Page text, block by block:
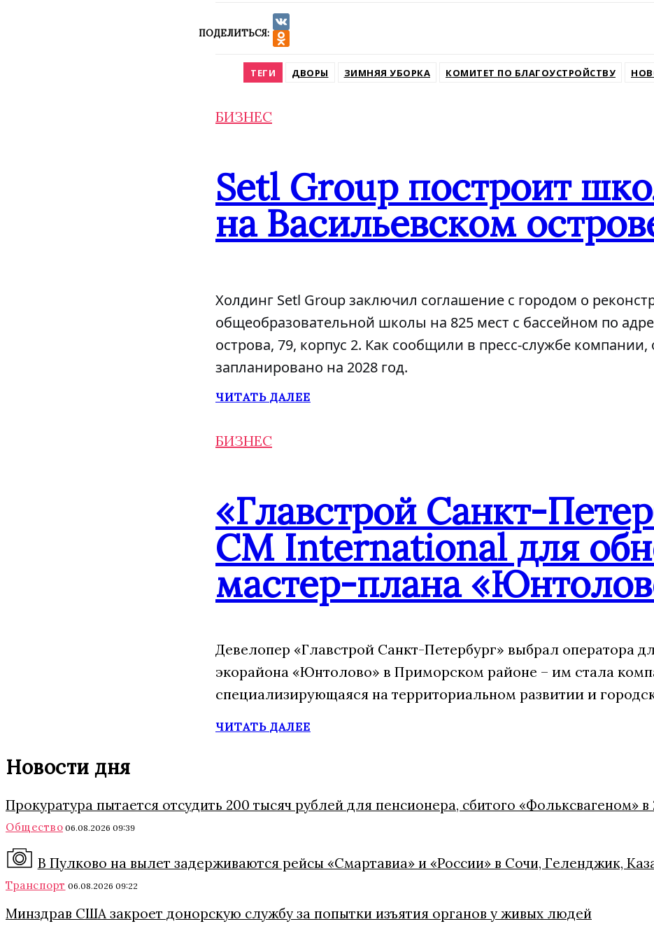
ПОДЕЛИТЬСЯ:
VK
ТЕГИ ДВОРЫ ЗИМНЯЯ УБОРКА КОМИТЕТ ПО БЛАГОУСТРОЙСТВУ
БИЗНЕС
Setl Group построит
на Васильевском
Холдинг Setl Group заключил соглашение с городом о
общеобразовательной школы на 825 мест с бассейном по
острова, 79, корпус 2. Как сообщили в пресс-службе
запланировано на 2028 год.
ЧИТАТЬ ДАЛЕЕ
БИЗНЕС
«Главстрой Санкт-
CM International для
мастер-плана
Девелопер «Главстрой Санкт-Петербург» выбрал оператора
экорайона «Юнтолово» в Приморском районе – им стала
специализирующаяся на территориальном развитии и
ЧИТАТЬ ДАЛЕЕ
Новости дня
Прокуратура пытается отсудить 200 тысяч рублей для пенсионера, сбитого «Фольксвагеном» в
Общество 06.08.2026 09:39
В Пулково на вылет задерживаются рейсы «Смартавиа» и «России» в Сочи, Геленджик,
Транспорт 06.08.2026 09:22
Минздрав США закроет донорскую службу за попытки изъятия органов у живых людей